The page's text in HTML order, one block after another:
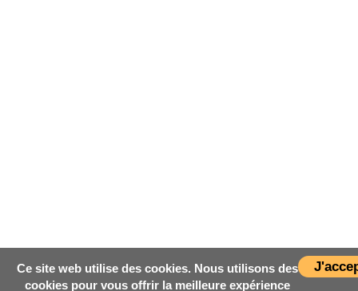
Ce site web utilise des cookies. Nous utilisons des
cookies pour vous offrir la meilleure expérience